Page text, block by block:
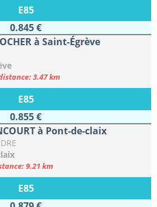
E85
0.845 €
à Saint-Égrève
3.47 km
E85
0.855 €
à Pont-de-claix
9.21 km
E85